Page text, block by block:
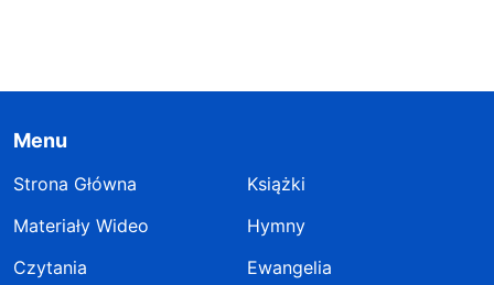
Menu
Strona Główna
Książki
Materiały Wideo
Hymny
Czytania
Ewangelia